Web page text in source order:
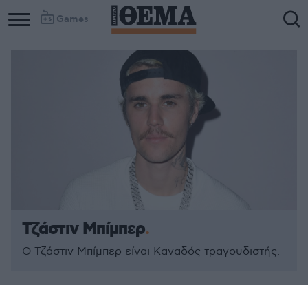
Games
Τζάστιν Μπίμπερ
Ο Τζάστιν Μπίμπερ είναι Καναδός τραγουδιστής.